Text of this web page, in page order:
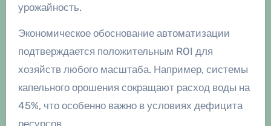
урожайность.
Экономическое обоснование автоматизации
подтверждается положительным ROI для
хозяйств любого масштаба. Например, системы
капельного орошения сокращают расход воды на
45%, что особенно важно в условиях дефицита
ресурсов.